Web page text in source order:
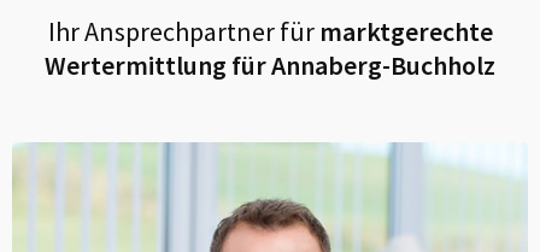
Ihr Ansprechpartner fürmarktgerechte
Wertermittlung fürAnnaberg-Buchholz